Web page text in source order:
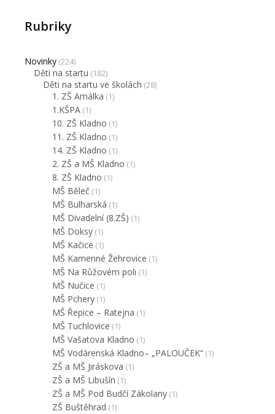
Rubriky
Novinky (224)
Děti na startu (182)
Děti na startu ve školách (28)
1. ZŠ Amálka (1)
1.KŠPA (1)
10. ZŠ Kladno (1)
11. ZŠ Kladno (1)
14. ZŠ Kladno (1)
2. ZŠ a MŠ Kladno (1)
8. ZŠ Kladno (1)
MŠ Běleč (1)
MŠ Bulharská (1)
MŠ Divadelní (8.ZŠ) (1)
MŠ Doksy (1)
MŠ Kačice (1)
MŠ Kamenné Žehrovice (1)
MŠ Na Růžovém poli (1)
MŠ Nučice (1)
MŠ Pchery (1)
MŠ Řepice – Ratejna (1)
MŠ Tuchlovice (1)
MŠ Vašatova Kladno (1)
MŠ Vodárenská Kladno– „PALOUČEK“ (1)
ZŠ a MŠ Jiráskova (1)
ZŠ a MŠ Libušín (1)
ZŠ a MŠ Pod Budčí Zákolany (1)
ZŠ Buštěhrad (1)